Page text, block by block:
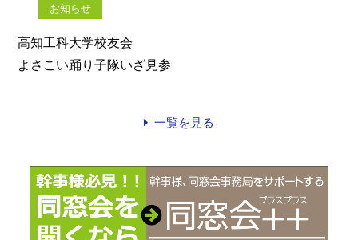
お知らせ
高知工科大学校友会
よさこい踊り子隊いざ見参
一覧を見る